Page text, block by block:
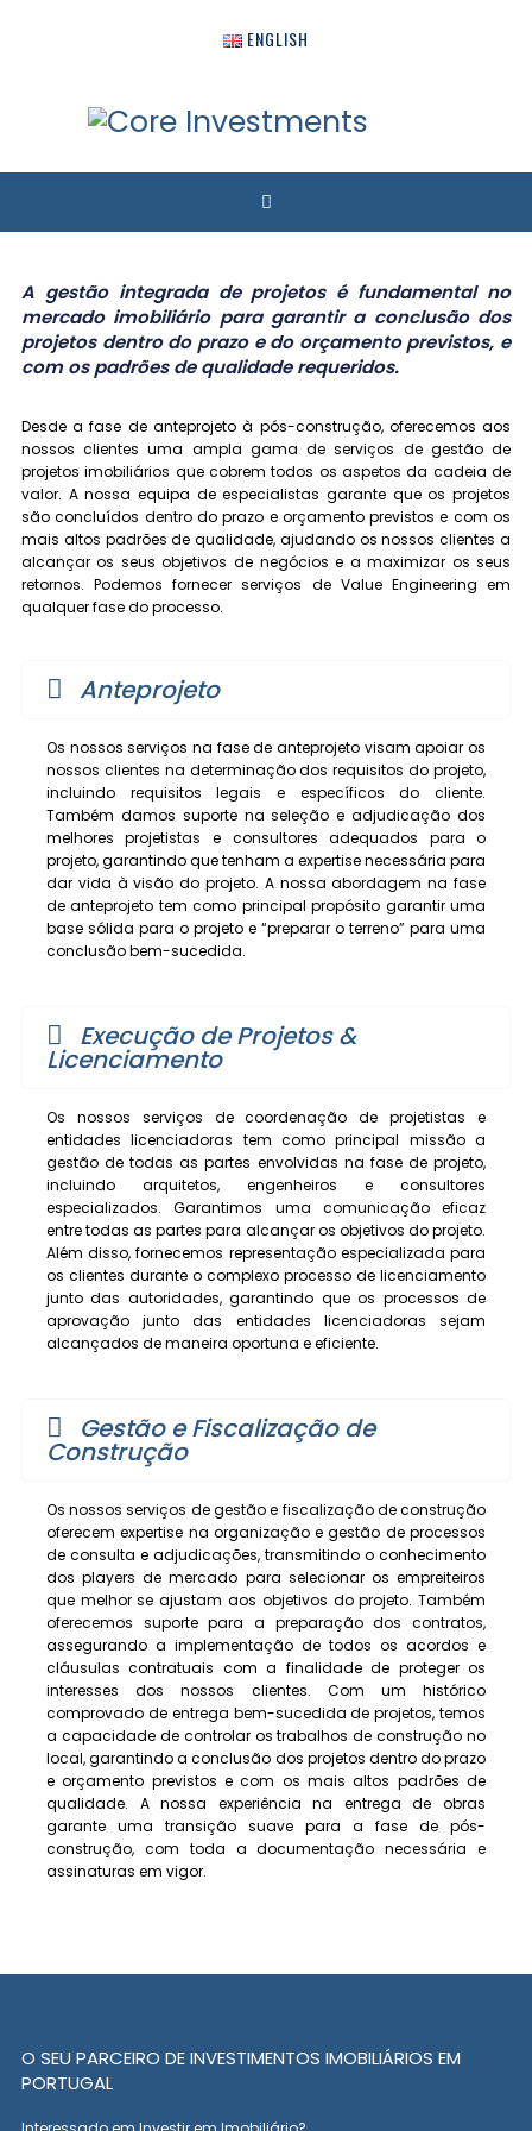
ENGLISH
A gestão integrada de projetos é fundamental no
mercado imobiliário para garantir a conclusão dos
projetos dentro do prazo e do orçamento previstos, e
com os padrões de qualidade requeridos.
Desde a fase de anteprojeto à pós-construção, oferecemos aos
nossos clientes uma ampla gama de serviços de gestão de
projetos imobiliários que cobrem todos os aspetos da cadeia de
valor. A nossa equipa de especialistas garante que os projetos
são concluídos dentro do prazo e orçamento previstos e com os
mais altos padrões de qualidade, ajudando os nossos clientes a
alcançar os seus objetivos de negócios e a maximizar os seus
retornos. Podemos fornecer serviços de Value Engineering em
qualquer fase do processo.
Anteprojeto
Os nossos serviços na fase de anteprojeto visam apoiar os
nossos clientes na determinação dos requisitos do projeto,
incluindo requisitos legais e específicos do cliente.
Também damos suporte na seleção e adjudicação dos
melhores projetistas e consultores adequados para o
projeto, garantindo que tenham a expertise necessária para
dar vida à visão do projeto. A nossa abordagem na fase
de anteprojeto tem como principal propósito garantir uma
base sólida para o projeto e “preparar o terreno” para uma
conclusão bem-sucedida.
Execução de Projetos &
Licenciamento
Os nossos serviços de coordenação de projetistas e
entidades licenciadoras tem como principal missão a
gestão de todas as partes envolvidas na fase de projeto,
incluindo arquitetos, engenheiros e consultores
especializados. Garantimos uma comunicação eficaz
entre todas as partes para alcançar os objetivos do projeto.
Além disso, fornecemos representação especializada para
os clientes durante o complexo processo de licenciamento
junto das autoridades, garantindo que os processos de
aprovação junto das entidades licenciadoras sejam
alcançados de maneira oportuna e eficiente.
Gestão e Fiscalização de
Construção
Os nossos serviços de gestão e fiscalização de construção
oferecem expertise na organização e gestão de processos
de consulta e adjudicações, transmitindo o conhecimento
dos players de mercado para selecionar os empreiteiros
que melhor se ajustam aos objetivos do projeto. Também
oferecemos suporte para a preparação dos contratos,
assegurando a implementação de todos os acordos e
cláusulas contratuais com a finalidade de proteger os
interesses dos nossos clientes. Com um histórico
comprovado de entrega bem-sucedida de projetos, temos
a capacidade de controlar os trabalhos de construção no
local, garantindo a conclusão dos projetos dentro do prazo
e orçamento previstos e com os mais altos padrões de
qualidade. A nossa experiência na entrega de obras
garante uma transição suave para a fase de pós-
construção, com toda a documentação necessária e
assinaturas em vigor.
O SEU PARCEIRO DE INVESTIMENTOS IMOBILIÁRIOS EM
PORTUGAL